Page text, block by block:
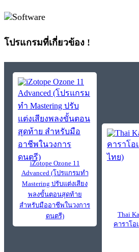
โปรแกรมที่เกี่ยวข้อง !
iZotope Ozone 11
Advanced (โปรแกรมทำ
Mastering ปรับแต่งเสียง
พลงขั้นตอนสุดท้าย
สำหรับมืออาชีพในวงการ
ดนตรี)
Thai
คาราโอ